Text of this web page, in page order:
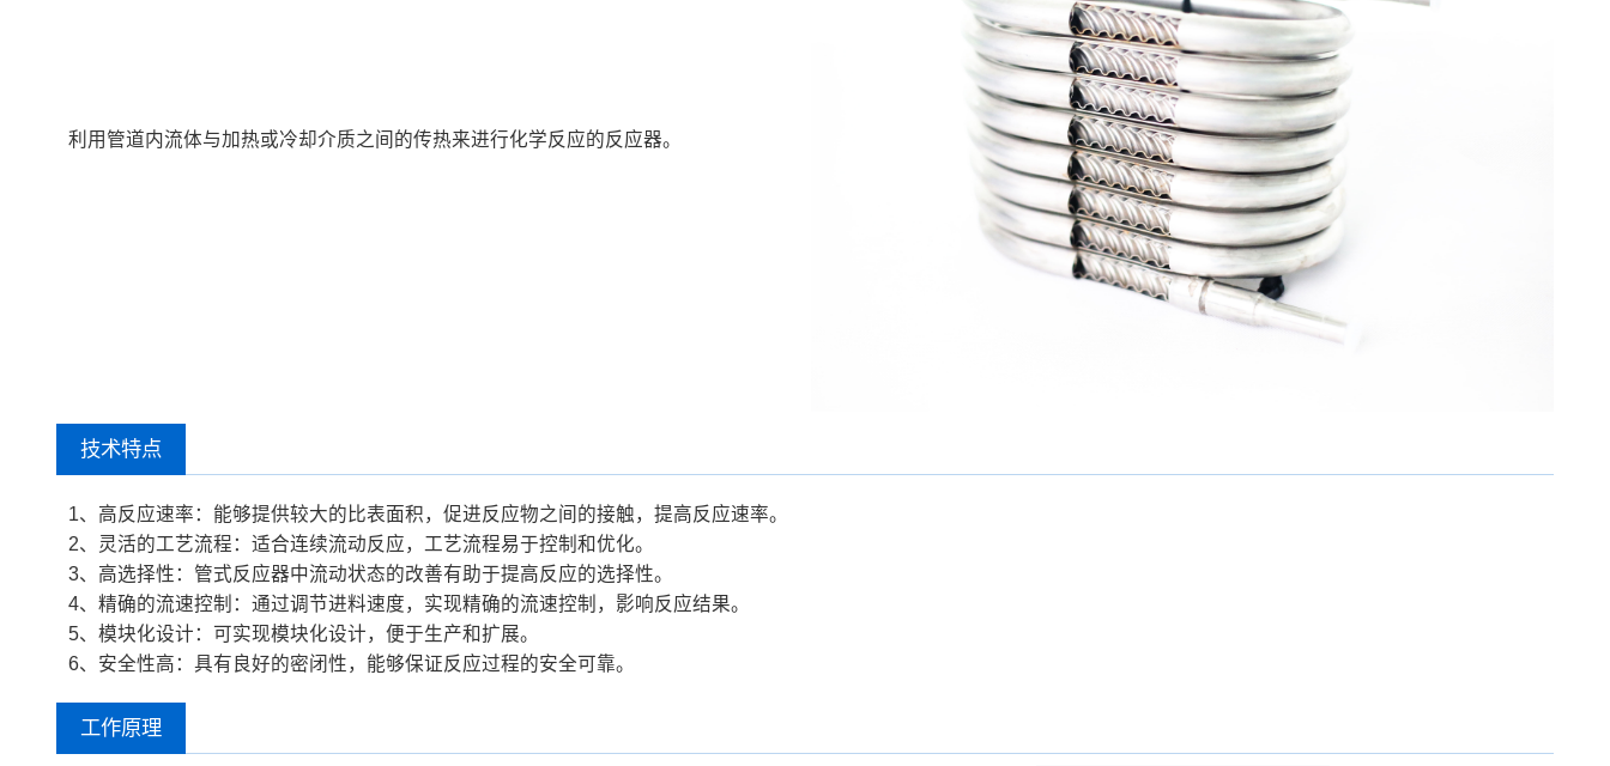
利用管道内流体与加热或冷却介质之间的传热来进行化学反应的反应器。
技术特点
1、高反应速率：能够提供较大的比表面积，促进反应物之间的接触，提高反应速率。
2、灵活的工艺流程：适合连续流动反应，工艺流程易于控制和优化。
3、高选择性：管式反应器中流动状态的改善有助于提高反应的选择性。
4、精确的流速控制：通过调节进料速度，实现精确的流速控制，影响反应结果。
5、模块化设计：可实现模块化设计，便于生产和扩展。
6、安全性高：具有良好的密闭性，能够保证反应过程的安全可靠。
工作原理